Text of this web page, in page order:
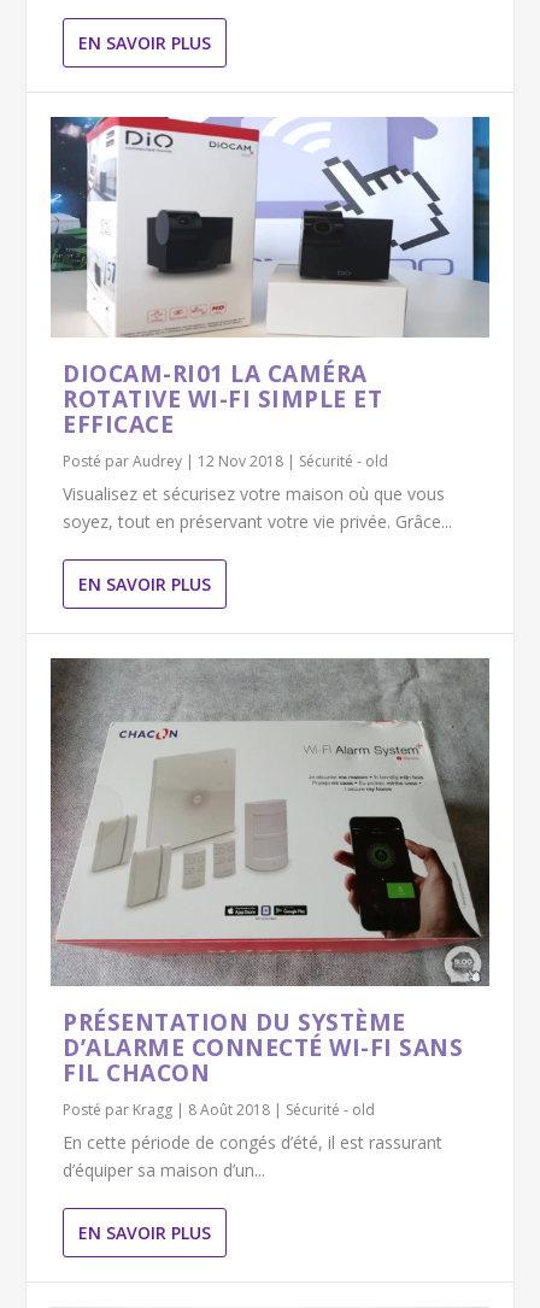
EN SAVOIR PLUS
DIOCAM-RI01 LA CAMÉRA
ROTATIVE WI-FI SIMPLE ET
EFFICACE
Posté parAudrey | 12 Nov 2018 | Sécurité - old
Visualisez et sécurisez votre maison où que vous
soyez, tout en préservant votre vie privée. Grâce...
EN SAVOIR PLUS
PRÉSENTATION DU SYSTÈME
D’ALARME CONNECTÉ WI-FI SANS
FIL CHACON
Posté par Kragg | 8 Août 2018 | Sécurité - old
En cette période de congés d’été, il est rassurant
d’équiper sa maison d’un...
EN SAVOIR PLUS